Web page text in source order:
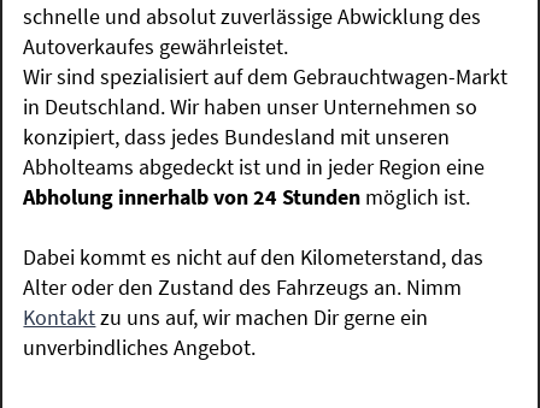
schnelle und absolut zuverlässige Abwicklung des
Autoverkaufes gewährleistet.
Wir sind spezialisiert auf dem Gebrauchtwagen-Markt
in Deutschland. Wir haben unser Unternehmen so
konzipiert, dass jedes Bundesland mit unseren
Abholteams abgedeckt ist und in jeder Region eine
Abholung innerhalb von 24 Stunden möglich ist.
Dabei kommt es nicht auf den Kilometerstand, das
Alter oder den Zustand des Fahrzeugs an. Nimm
Kontaktzu uns auf, wir machen Dir gerne ein
unverbindliches Angebot.